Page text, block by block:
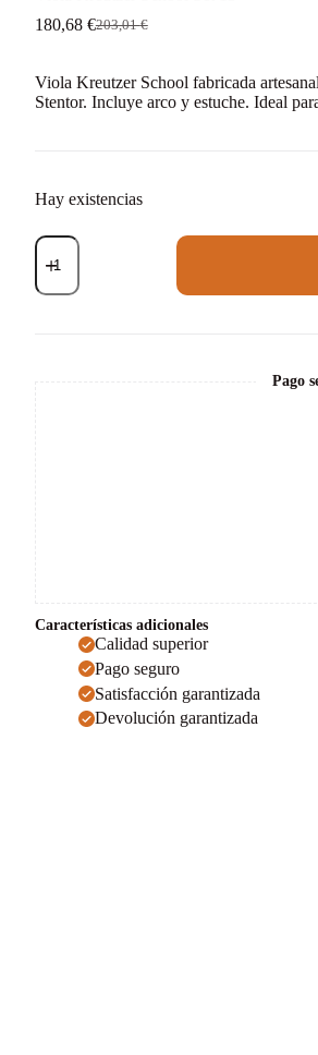
203,01€
El
era:
203,01 €.
180,68 €El
es:
180,68 €.
Viola Kreutzer School fabricada
Stentor. Incluye arco y estuche. Ideal
Hay existencias
Viola
Kreutzer
Set
Pago
Características adicionales
Calidad superior
Pago seguro
Satisfacción garantizada
Devolución garantizada